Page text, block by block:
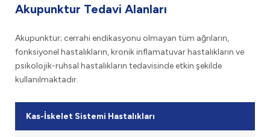
Akupunktur Tedavi Alanları
Akupunktur; cerrahi endikasyonu olmayan tüm ağrıların,
fonksiyonel hastalıkların, kronik inflamatuvar hastalıkların ve
psikolojik-ruhsal hastalıkların tedavisinde etkin şekilde
kullanılmaktadır.
Kas-İskelet Sistemi Hastalıkları